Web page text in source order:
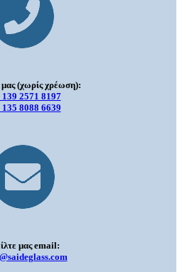
(χωρίς χρέωση):
139 2571 8197
135 8088 6639
μας email: